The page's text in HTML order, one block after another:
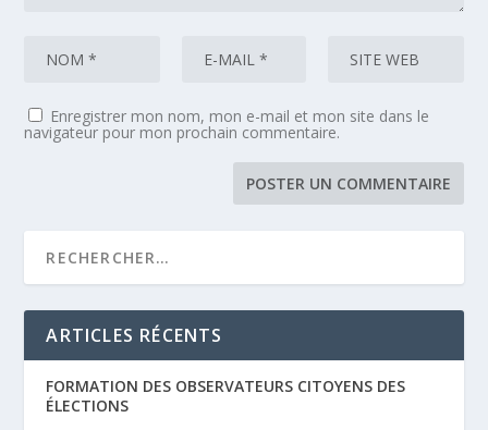
Enregistrer mon nom, mon e-mail et mon site dans le
navigateur pour mon prochain commentaire.
ARTICLES RÉCENTS
FORMATION DES OBSERVATEURS CITOYENS DES
ÉLECTIONS